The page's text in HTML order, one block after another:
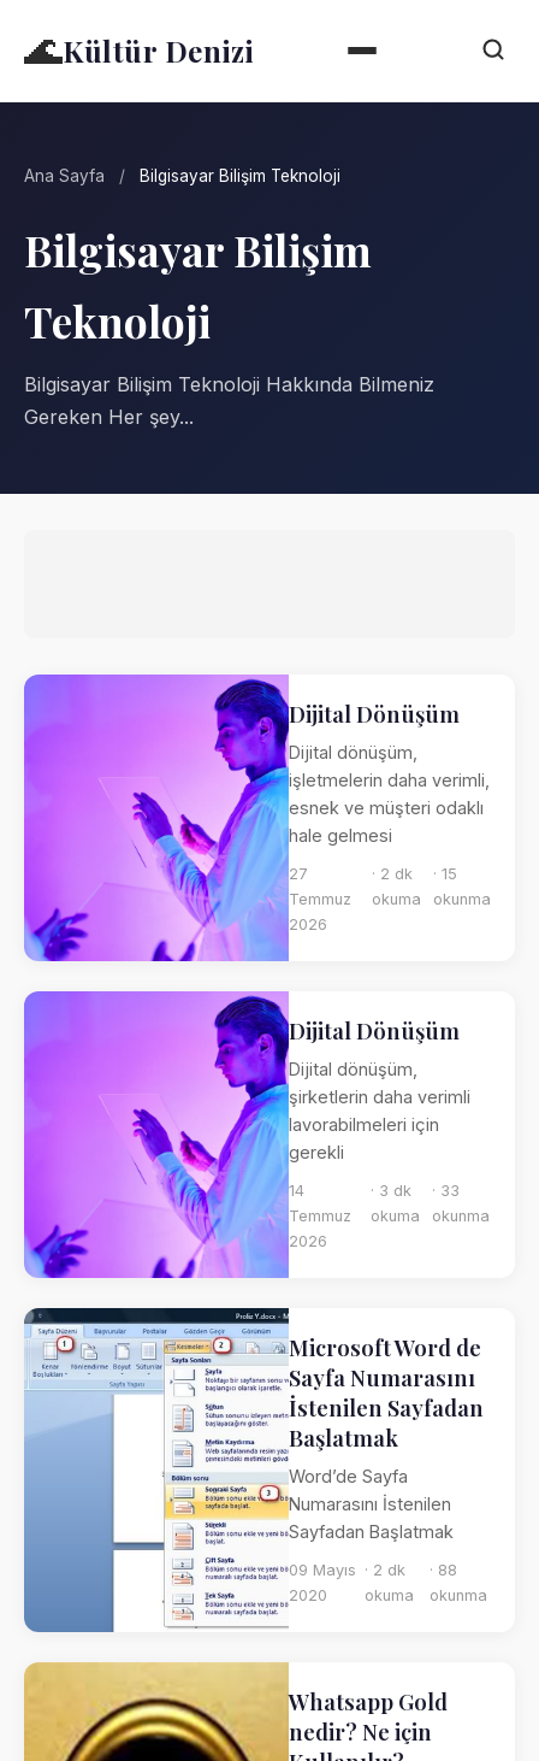
🌊Kültür Denizi
Ana Sayfa / Bilgisayar Bilişim Teknoloji
Bilgisayar Bilişim
Teknoloji
Bilgisayar Bilişim Teknoloji Hakkında Bilmeniz
Gereken Her şey...
Dijital Dönüşüm
Dijital dönüşüm,
işletmelerin daha verimli,
esnek ve müşteri odaklı
hale gelmesi
27
Temmuz
2026
· 2 dk
okuma
· 15
okunma
Dijital Dönüşüm
Dijital dönüşüm,
şirketlerin daha verimli
lavorabilmeleri için
gerekli
14
Temmuz
2026
· 3 dk
okuma
· 33
okunma
Microsoft Word de
Sayfa Numarasını
İstenilen Sayfadan
Başlatmak
Word’de Sayfa
Numarasını İstenilen
Sayfadan Başlatmak
09 Mayıs
2020
· 2 dk
okuma
· 88
okunma
Whatsapp Gold
nedir? Ne için